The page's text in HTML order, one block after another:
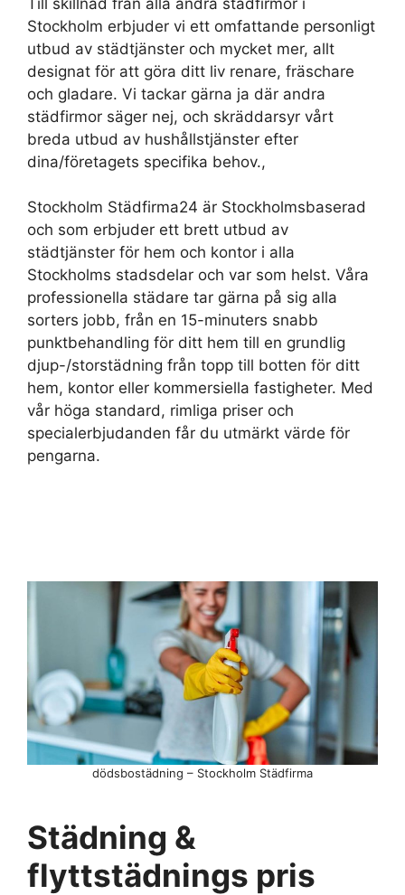
Stockholm erbjuder vi ett omfattande personligt
utbud av städtjänster och mycket mer, allt
designat för att göra ditt liv renare, fräschare
och gladare. Vi tackar gärna ja där andra
städfirmor säger nej, och skräddarsyr vårt
breda utbud av hushållstjänster efter
dina/företagets specifika behov.,
Stockholm Städfirma24 är Stockholmsbaserad
och som erbjuder ett brett utbud av
städtjänster för hem och kontor i alla
Stockholms stadsdelar och var som helst. Våra
professionella städare tar gärna på sig alla
sorters jobb, från en 15-minuters snabb
punktbehandling för ditt hem till en grundlig
djup-/storstädning från topp till botten för ditt
hem, kontor eller kommersiella fastigheter. Med
vår höga standard, rimliga priser och
specialerbjudanden får du utmärkt värde för
pengarna.
dödsbostädning – Stockholm Städfirma
Städning &
flyttstädnings pris